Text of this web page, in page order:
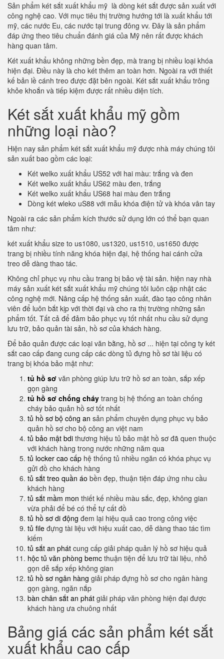
Sản phẩm két sắt xuất khẩu mỹ là dòng két sắt được sản xuất với
công nghệ cao. Với mục tiêu thị trường hướng tới là xuất khẩu tới
mỹ, các nước Eu, các nước tại trung đông vv. Đây là sản phẩm
đáp ứng theo tiêu chuẩn đánh giá của Mỹ nên rất được khách
hàng quan tâm.
Két xuất khẩu không những bền đẹp, mà trang bị nhiều loại khóa
hiện đại. Điều này là cho két thêm an toàn hơn. Ngoài ra với thiết
kế bản lề cánh treo được đặt bên ngoài. Két sắt xuất khẩu trông
khỏe khoắn và tiếp kiệm được rất nhiều diện tích.
Két sắt xuất khẩu mỹ gồm
những loại nào?
Hiện nay sản phẩm két sắt xuất khẩu mỹ được nhà máy chúng tôi
sản xuất bao gồm các loại:
Két welko xuất khẩu US52 với hai màu: trắng và đen
Két welko xuất khẩu US62 màu đen, trắng
Két welko xuất khẩu US68 hai màu đen trắng
Dòng két wleko uS88 với mẫu khóa điện tử và khóa vân tay
Ngoài ra các sản phẩm kích thước sử dụng lớn có thể bạn quan
tâm như:
két xuất khẩu size to us1080, us1320, us1510, us1650 được
trang bị nhiều tính năng khóa hiện đại, hệ thống hai cánh cửa
treo dễ dàng thao tác.
Không chỉ phục vụ nhu cầu trang bị bảo vệ tài sản. hiện nay nhà
máy sản xuất két sắt xuất khẩu mỹ chúng tôi luôn cập nhật các
công nghệ mới. Nâng cấp hệ thống sản xuất, đào tạo công nhân
viên để luôn bắt kịp với thời đại và cho ra thị trường những sản
phẩm tốt. Tất cả để đảm bảo phục vụ tốt nhất nhu cầu sử dụng
lưu trữ, bảo quản tài sản, hồ sơ của khách hàng.
Để bảo quản được các loại văn bằng, hồ sơ ... hiện tại công ty két
sắt cao cấp đang cung cấp các dòng tủ đựng hồ sơ tài liệu có
trang bị khóa bảo mật như:
tủ hồ sơ văn phòng giúp lưu trữ hồ sơ an toàn, sắp xếp
gọn gàng
tủ hồ sơ chống cháy trang bị hệ thống an toàn chống
cháy bảo quản hồ sơ tốt nhất
tủ hồ sơ bộ công an sản phẩm chuyên dụng phục vụ bảo
quản hồ sơ cho bộ công an việt nam
tủ bảo mật bdi thương hiệu tủ bảo mật hồ sơ đã quen thuộc
với khách hàng trong nước những năm qua
tủ locker cao cấp hệ thống tủ nhiều ngăn có khóa phục vụ
gửi đồ cho khách hàng
tủ sắt treo quần áo bền đẹp, thuận tiện đáp ứng nhu cầu
khách hàng
tủ sắt mầm mon thiết kế nhiều màu sắc, đẹp, không gian
vừa phải để bé có thể tự cất đồ
tủ hồ sơ di động đem lại hiệu quả cao trong công việc
tủ file đựng tài liệu với hiệu xuất cao, dễ dàng thao tác tìm
kiếm
tủ sắt an phát cung cấp giải pháp quản lý hồ sơ hiệu quả
hộc tủ văn phòng bemc thuận tiện để lưu trữ tài liệu, nhỏ
gọn dễ sắp xếp không gian
tủ hồ sơ ngân hàng giải pháp đựng hồ sơ cho ngân hàng
gọn gàng, ngăn nắp
bàn chân sắt an phát giải pháp văn phòng hiện đại được
khách hàng ưa chuông nhất
Bảng giá các sản phẩm két sắt
xuất khẩu cao cấp